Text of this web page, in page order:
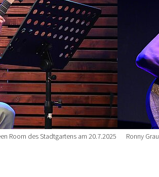
Room des Stadtgartens am 20.7.2025 Ronny